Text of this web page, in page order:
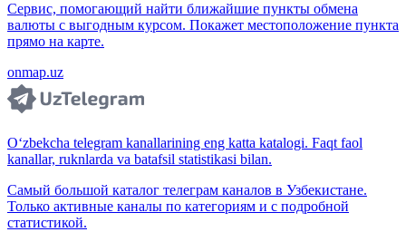
Сервис, помогающий найти ближайшие пункты обмена
валюты с выгодным курсом. Покажет местоположение пункта
прямо на карте.
onmap.uz
O‘zbekcha telegram kanallarining eng katta katalogi. Faqt faol
kanallar, ruknlarda va batafsil statistikasi bilan.
Самый большой каталог телеграм каналов в Узбекистане.
Только активные каналы по категориям и с подробной
статистикой.